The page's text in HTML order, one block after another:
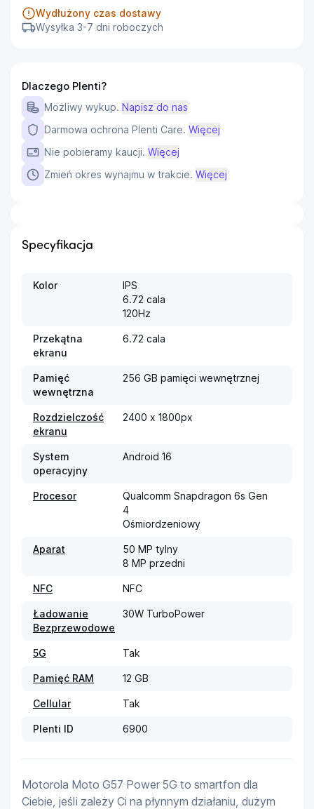
Wydłużony czas dostawy
Wysyłka 3-7 dni roboczych
Dlaczego Plenti?
Możliwy wykup. Napisz do nas
Darmowa ochrona Plenti Care. Więcej
Nie pobieramy kaucji. Więcej
Zmień okres wynajmu w trakcie. Więcej
Specyfikacja
Kolor
IPS
6.72 cala
120Hz
Przekątna
ekranu
6.72 cala
Pamięć
wewnętrzna
256 GB pamięci wewnętrznej
Rozdzielczość
ekranu
2400 x 1800px
System
operacyjny
Android 16
Procesor
Qualcomm Snapdragon 6s Gen
4
Ośmiordzeniowy
Aparat
50 MP tylny
8 MP przedni
NFC NFC
Ładowanie
Bezprzewodowe
30W TurboPower
5G Tak
Pamięć RAM 12 GB
Cellular Tak
Plenti ID 6900
Motorola Moto G57 Power 5G to smartfon dla
Ciebie, jeśli zależy Ci na płynnym działaniu, dużym